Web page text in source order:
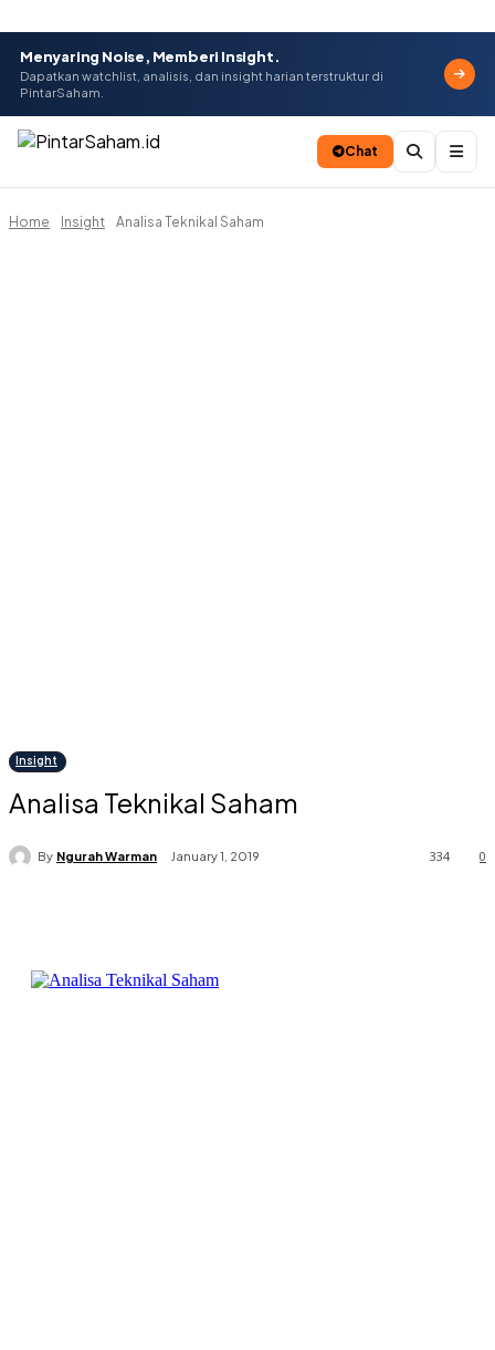
Menyaring Noise, Memberi Insight.
Dapatkan watchlist, analisis, dan insight harian terstruktur di
PintarSaham.
Chat
Home Insight Analisa Teknikal Saham
Insight
Analisa Teknikal Saham
By Ngurah Warman January 1, 2019 0
334